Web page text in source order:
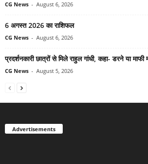
CG News - August 6, 2026
6 अगस्त 2026 का राशिफल
CG News - August 6, 2026
प्रदर्शनकारी छात्रों से मिले राहुल गांधी, कहा- डरने या
CG News - August 5, 2026
Advertisements